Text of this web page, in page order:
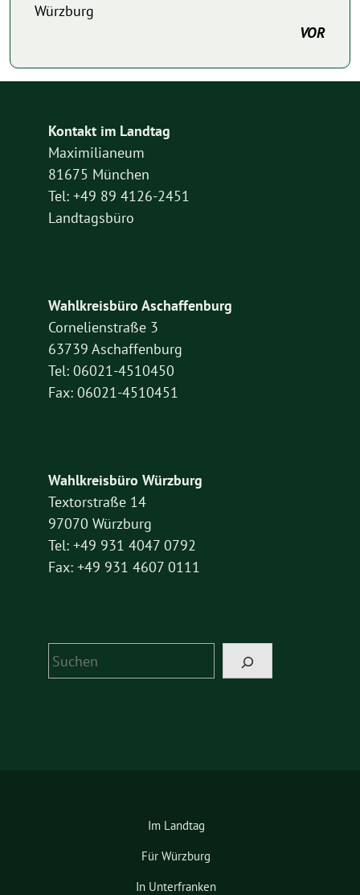
Würzburg
VOR
Kontakt im Landtag
Maximilianeum
81675 München
Tel: +49 89 4126-2451
Landtagsbüro
Wahlkreisbüro Aschaffenburg
Cornelienstraße 3
63739 Aschaffenburg
Tel: 06021-4510450
Fax: 06021-4510451
Wahlkreisbüro Würzburg
Textorstraße 14
97070 Würzburg
Tel: +49 931 4047 0792
Fax: +49 931 4607 0111
Suchen
Im Landtag
Für Würzburg
In Unterfranken